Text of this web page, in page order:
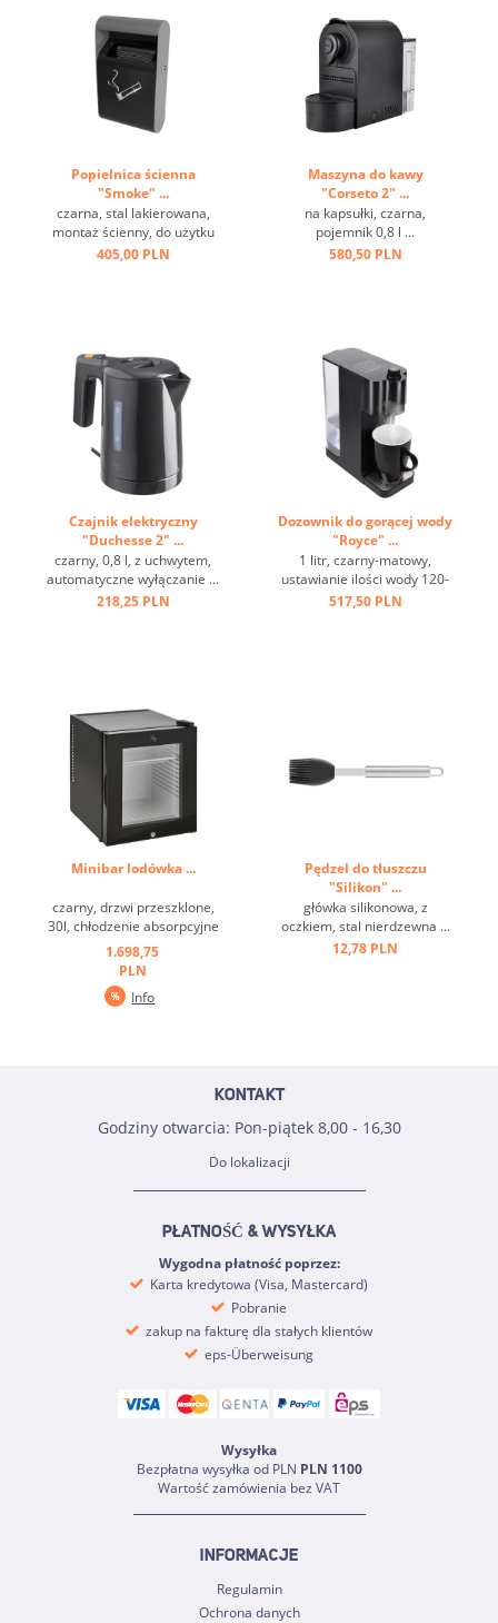
Popielnica ścienna
"Smoke" ...
czarna, stal lakierowana,
montaż ścienny, do użytku
zewnętrznego ...
405,00 PLN
Maszyna do kawy
"Corseto 2" ...
na kapsułki, czarna,
pojemnik 0,8 l ...
580,50 PLN
Czajnik elektryczny
"Duchesse 2" ...
czarny, 0,8 l, z uchwytem,
automatyczne wyłączanie ...
218,25 PLN
Dozownik do gorącej wody
"Royce" ...
1 litr, czarny-matowy,
ustawianie ilości wody 120-
220 ml ...
517,50 PLN
Minibar lodówka ...
czarny, drzwi przeszklone,
30l, chłodzenie absorpcyjne
...
1.698,75
PLN
Info
Pędzel do tłuszczu
"Silikon" ...
główka silikonowa, z
oczkiem, stal nierdzewna ...
12,78 PLN
KONTAKT
Godziny otwarcia: Pon-piątek 8,00 - 16,30
Do lokalizacji
PŁATNOŚĆ & WYSYŁKA
Wygodna płatność poprzez:
Karta kredytowa (Visa, Mastercard)
Pobranie
zakup na fakturę dla stałych klientów
eps-Überweisung
Wysyłka
Bezpłatna wysyłka od PLN PLN 1100
Wartość zamówienia bez VAT
INFORMACJE
Regulamin
Ochrona danych